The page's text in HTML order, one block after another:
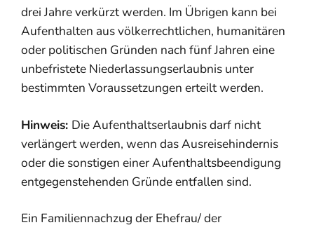
drei Jahre verkürzt werden. Im Übrigen kann bei
Aufenthalten aus völkerrechtlichen, humanitären
oder politischen Gründen nach fünf Jahren eine
unbefristete Niederlassungserlaubnis unter
bestimmten Voraussetzungen erteilt werden.
Hinweis: Die Aufenthaltserlaubnis darf nicht
verlängert werden, wenn das Ausreisehindernis
oder die sonstigen einer Aufenthaltsbeendigung
entgegenstehenden Gründe entfallen sind.
Ein Familiennachzug der Ehefrau/ der